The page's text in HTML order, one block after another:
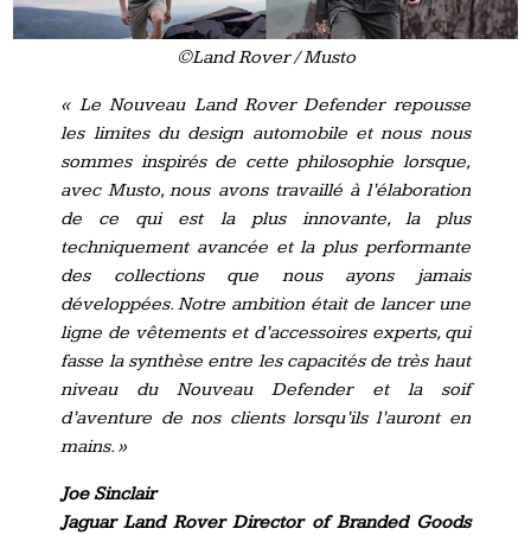
©Land Rover / Musto
« Le Nouveau Land Rover Defender repousse
les limites du design automobile et nous nous
sommes inspirés de cette philosophie lorsque,
avec Musto, nous avons travaillé à l’élaboration
de ce qui est la plus innovante, la plus
techniquement avancée et la plus performante
des collections que nous ayons jamais
développées. Notre ambition était de lancer une
ligne de vêtements et d’accessoires experts, qui
fasse la synthèse entre les capacités de très haut
niveau du Nouveau Defender et la soif
d’aventure de nos clients lorsqu’ils l’auront en
mains. »
Joe Sinclair
Jaguar Land Rover Director of Branded Goods